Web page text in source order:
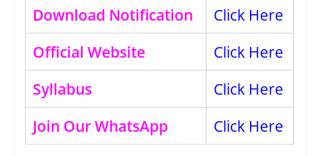
Download Notification
Click Here
Official Website
Click Here
Syllabus
Click Here
Join Our WhatsApp
Click Here